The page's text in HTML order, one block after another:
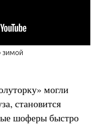
зимой
могли
становится
шоферы быстро